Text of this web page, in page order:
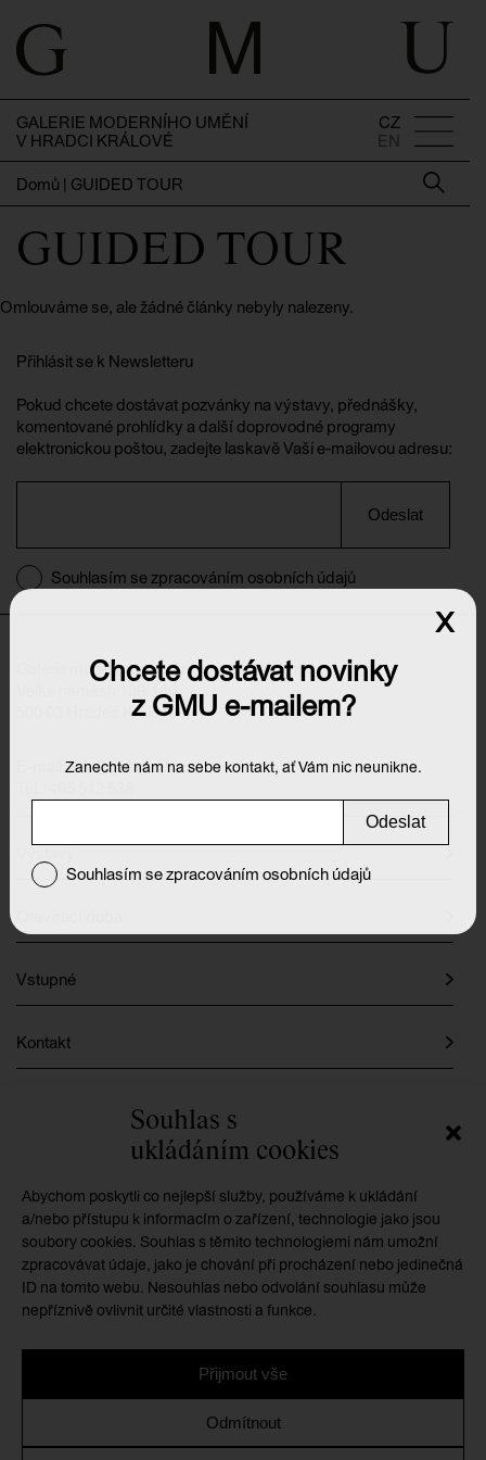
Souhlas s
ukládáním cookies
Abychom poskytli co nejlepší služby, používáme k ukládání
a/nebo přístupu k informacím o zařízení, technologie jako jsou
soubory cookies. Souhlas s těmito technologiemi nám umožní
zpracovávat údaje, jako je chování při procházení nebo jedinečná
ID na tomto webu. Nesouhlas nebo odvolání souhlasu může
nepříznivě ovlivnit určité vlastnosti a funkce.
Přijmout vše
Odmítnout
GALERIE MODERNÍHO UMĚNÍ
V HRADCI KRÁLOVÉ
CZ
EN
Domů | GUIDED TOUR
GUIDED TOUR
Omlouváme se, ale žádné články nebyly nalezeny.
Přihlásit se k Newsletteru
Pokud chcete dostávat pozvánky na výstavy, přednášky,
komentované prohlídky a další doprovodné programy
elektronickou poštou, zadejte laskavě Vaši e-mailovou adresu:
Odeslat
Souhlasím se zpracováním osobních údajů
Galerie moderního umění v Hradci Králové
Velké náměstí 139/140
500 03 Hradec Králové
E-mail:info@galeriehk.cz
Vstupné
Kontakt
GMU je příspěvkovou organizací zřizovanou
Královéhradeckým krajem
Zásady cookies
Chcete dostávat novinky
z GMU e-mailem?
Zanechte nám na sebe kontakt, ať Vám nic neunikne.
Odeslat
Souhlasím se zpracováním osobních údajů
x